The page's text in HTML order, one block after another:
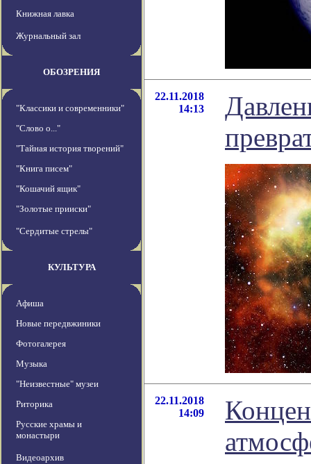
Книжная лавка
Журнальный зал
ОБОЗРЕНИЯ
"Классики и современники"
"Слово о..."
"Тайная история творений"
"Книга писем"
"Кошачий ящик"
"Золотые прииски"
"Сердитые стрелы"
КУЛЬТУРА
Афиша
Новые передвжиники
Фотогалерея
Музыка
"Неизвестные" музеи
Риторика
Русские храмы и
монастыри
Видеоархив
22.11.2018
14:13
22.11.2018
14:09